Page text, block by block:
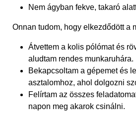
Nem ágyban fekve, takaró
Onnan tudom, hogy elkezdődött a
Átvettem a kolis pólómat és
aludtam rendes munkaruhára.
Bekapcsoltam a gépemet és
asztalomhoz, ahol dolgozni
Felírtam az összes
napon meg akarok csinálni.